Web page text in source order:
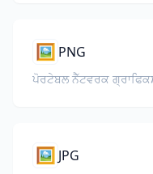
🖼️ PNG
ਪੋਰਟੇਬਲ ਨੈੱਟਵਰਕ
🖼️ JPG